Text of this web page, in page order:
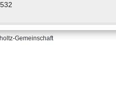
Gemeinschaft